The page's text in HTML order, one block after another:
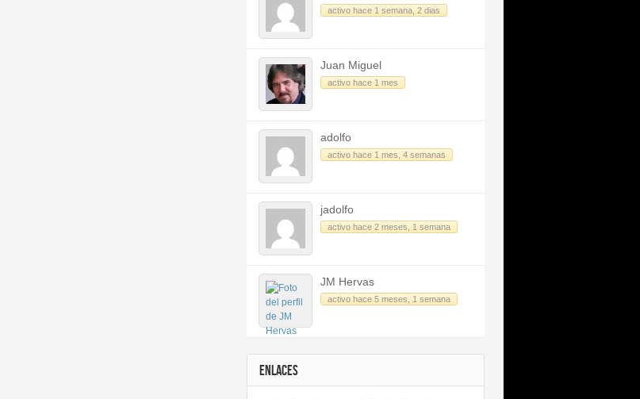
activo hace 1 semana, 2 dias
Juan Miguel
activo hace 1 mes
adolfo
activo hace 1 mes, 4 semanas
jadolfo
activo hace 2 meses, 1 semana
JM Hervas
activo hace 5 meses, 1 semana
ENLACES